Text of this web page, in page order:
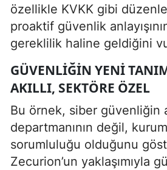
özellikle KVKK gibi
proaktif güvenlik
gereklilik haline geldiğini
GÜVENLIĞIN YENI
AKILLI, SEKTÖRE ÖZEL
Bu örnek, siber güvenliğin
departmanının değil,
sorumluluğu olduğunu
Zecurion’un yaklaşımıyla